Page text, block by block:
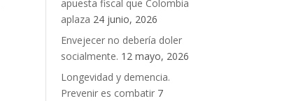
apuesta fiscal que Colombia
aplaza 24 junio, 2026
Envejecer no debería doler
socialmente. 12 mayo, 2026
Longevidad y demencia.
Prevenir es combatir 7